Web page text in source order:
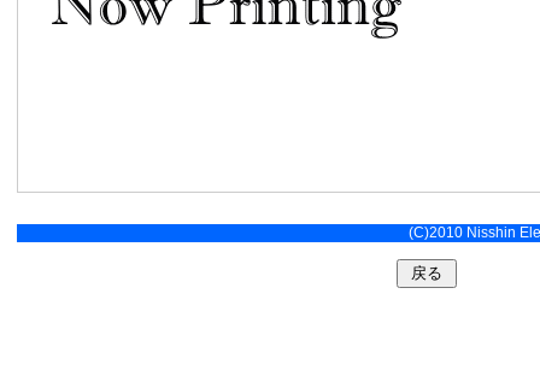
(C)2010 Nisshin